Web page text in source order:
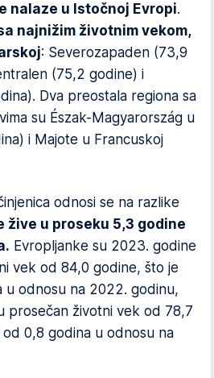
nalaze u Istočnoj Evropi.
najnižim životnim vekom,
: Severozapaden (73,9
(75,2 godine) i
Dva preostala regiona sa
su Észak-Magyarország u
i Majote u Francuskoj
odnosi se na razlike
žive u proseku 5,3 godine
Evropljanke su 2023. godine
vek od 84,0 godine, što je
u odnosu na 2022. godinu,
prosečan životni vek od 78,7
0,8 godina u odnosu na